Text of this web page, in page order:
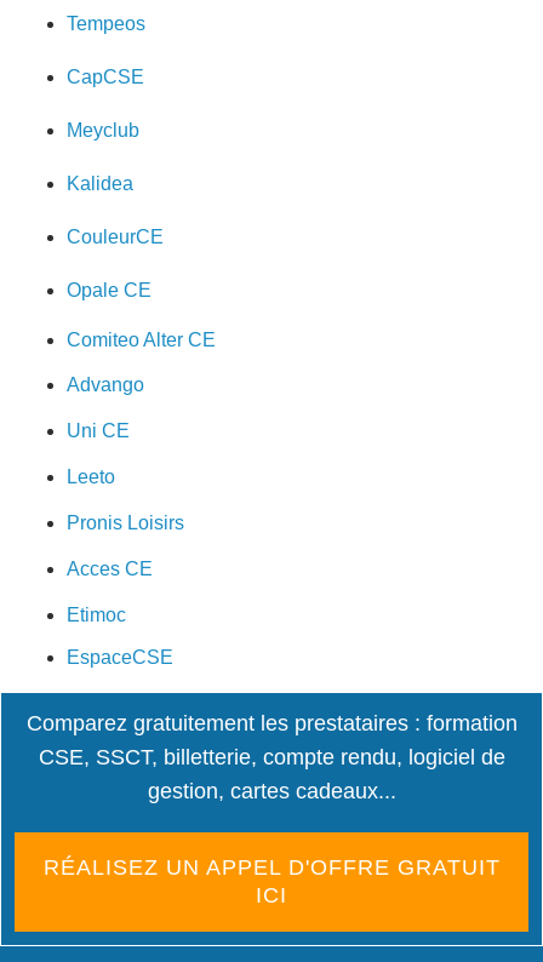
Tempeos
CapCSE
Meyclub
Kalidea
CouleurCE
Opale CE
Comiteo Alter CE
Advango
Uni CE
Leeto
Pronis Loisirs
Acces CE
Etimoc
EspaceCSE
Comparez gratuitement les prestataires : formation
CSE, SSCT, billetterie, compte rendu, logiciel de
gestion, cartes cadeaux...
RÉALISEZ UN APPEL D'OFFRE GRATUIT
ICI